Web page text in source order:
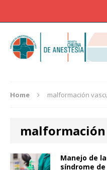
Home malformación
Manejo de
síndrome